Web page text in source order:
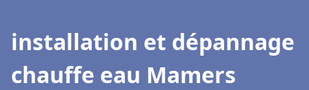
installation et dépannage
chauffe eau Mamers